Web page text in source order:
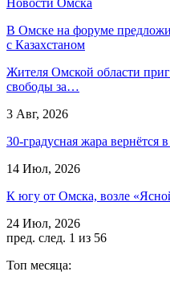
В Омске на форуме
с Казахстаном
Жителя Омской области
свободы за…
3 Авг, 2026
30-градусная жара
14 Июл, 2026
К югу от Омска, возле
24 Июл, 2026
пред. след. 1 из 56
Топ месяца: